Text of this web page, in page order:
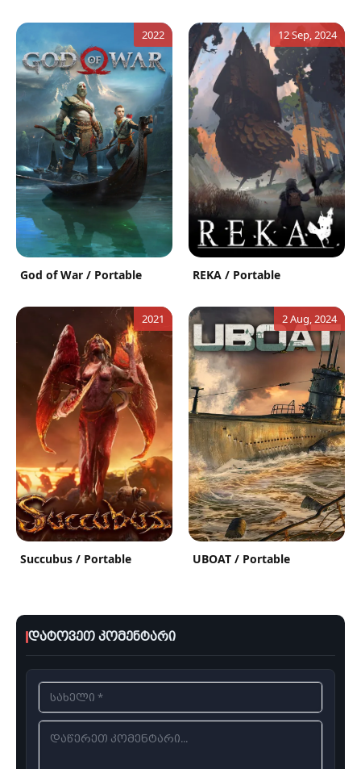
2022
God of War / Portable
12 Sep, 2024
REKA / Portable
2021
Succubus / Portable
2 Aug, 2024
UBOAT / Portable
დატოვეთ კომენტარი